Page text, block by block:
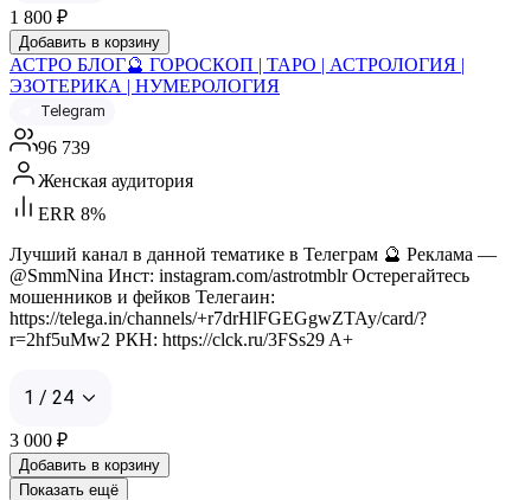
1 800 ₽
Добавить в корзину
АСТРО БЛОГ🔮 ГОРОСКОП | ТАРО | АСТРОЛОГИЯ |
ЭЗОТЕРИКА | НУМЕРОЛОГИЯ
Telegram
96 739
Женская аудитория
ERR 8%
Лучший канал в данной тематике в Телеграм 🔮 Реклама —
@SmmNina Инст: instagram.com/astrotmblr Остерегайтесь
мошенников и фейков Телегаин:
https://telega.in/channels/+r7drHlFGEGgwZTAy/card/?
r=2hf5uMw2 РКН: https://clck.ru/3FSs29 A+
1 / 24
3 000 ₽
Добавить в корзину
Показать ещё